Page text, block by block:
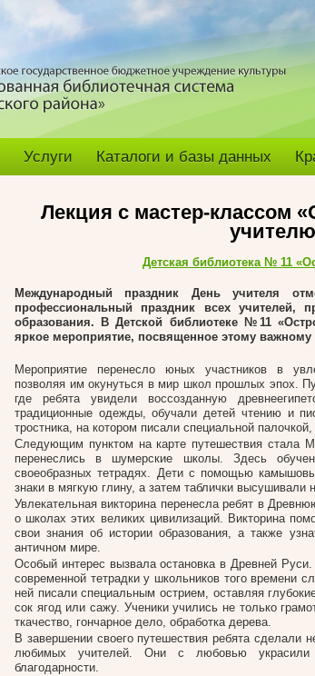
Услуги Каталоги и базы данных
Лекция с мастер-классом
Детская библиотека № 11
Международный праздник День учителя
профессиональный праздник всех учителей,
образования. В Детской библиотеке №11
яркое мероприятие, посвященное этому
Мероприятие перенесло юных участников в
позволяя им окунуться в мир школ прошлых эпох.
где ребята увидели воссозданную
традиционные одежды, обучали детей чтению и
тростника, на котором писали специальной
Следующим пунктом на карте путешествия стала
перенеслись в шумерские школы. Здесь
своеобразных тетрадях. Дети с помощью
знаки в мягкую глину, а затем таблички высушивали
Увлекательная викторина перенесла ребят в
о школах этих великих цивилизаций. Викторина
свои знания об истории образования, а также
античном мире.
Особый интерес вызвала остановка в Древней
современной тетрадки у школьников того времени
ней писали специальным острием, оставляя
сок ягод или сажу. Ученики учились не только
ткачество, гончарное дело, обработка дерева.
В завершении своего путешествия ребята сделали
любимых учителей. Они с любовью
благодарности.